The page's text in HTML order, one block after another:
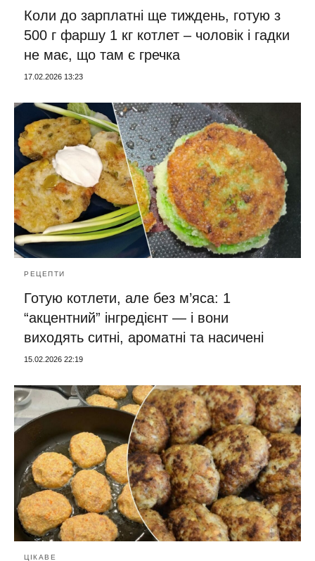
Коли до зарплатні ще тиждень, готую з
500 г фаршу 1 кг котлет – чоловік і гадки
не має, що там є гречка
17.02.2026 13:23
РЕЦЕПТИ
Готую котлети, але без м’яса: 1
“акцентний” інгредієнт — і вони
виходять ситні, ароматні та насичені
15.02.2026 22:19
ЦІКАВЕ